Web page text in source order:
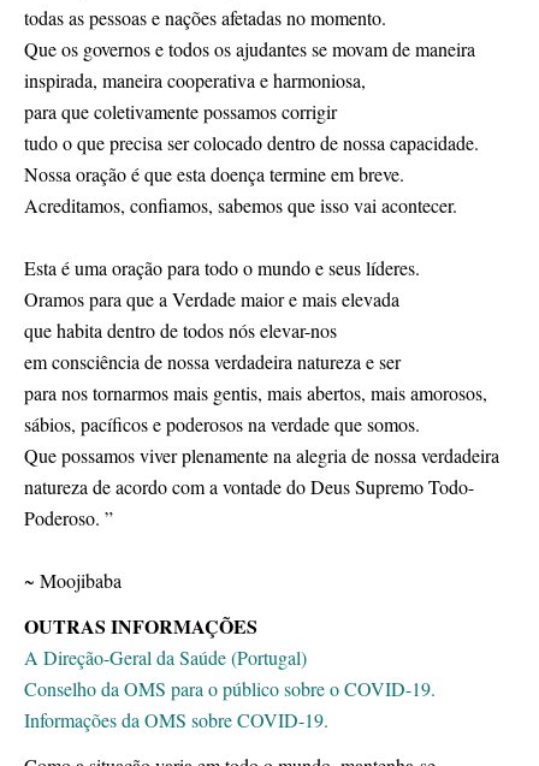
todas as pessoas e nações afetadas no momento.
Que os governos e todos os ajudantes se movam de maneira
inspirada, maneira cooperativa e harmoniosa,
para que coletivamente possamos corrigir
tudo o que precisa ser colocado dentro de nossa capacidade.
Nossa oração é que esta doença termine em breve.
Acreditamos, confiamos, sabemos que isso vai acontecer.
Esta é uma oração para todo o mundo e seus líderes.
Oramos para que a Verdade maior e mais elevada
que habita dentro de todos nós elevar-nos
em consciência de nossa verdadeira natureza e ser
para nos tornarmos mais gentis, mais abertos, mais amorosos,
sábios, pacíficos e poderosos na verdade que somos.
Que possamos viver plenamente na alegria de nossa verdadeira
natureza de acordo com a vontade do Deus Supremo Todo-
Poderoso. ”
~ Moojibaba
OUTRAS INFORMAÇÕES
A Direção-Geral da Saúde (Portugal)
Conselho da OMS para o público sobre o COVID-19.
Informações da OMS sobre COVID-19.